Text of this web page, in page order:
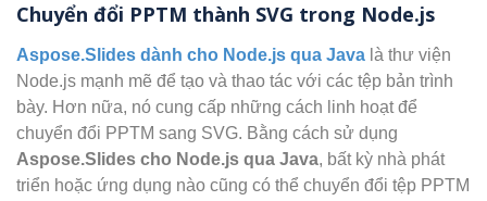
Chuyển đổi PPTM thành SVG trong Node.js
Aspose.Slides dành cho Node.js qua Java là thư viện
Node.js mạnh mẽ để tạo và thao tác với các tệp bản trình
bày. Hơn nữa, nó cung cấp những cách linh hoạt để
chuyển đổi PPTM sang SVG. Bằng cách sử dụng
Aspose.Slides cho Node.js qua Java, bất kỳ nhà phát
triển hoặc ứng dụng nào cũng có thể chuyển đổi tệp PPTM